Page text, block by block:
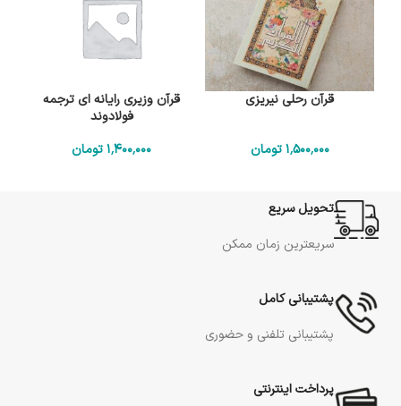
قرآن رحلی نیریزی
1٬500٬000 تومان
قرآن وزیری رایانه ای ترجمه
فولادوند
1٬400٬000تومان
تحویل سریع
سریعترین زمان ممکن
پشتیبانی کامل
پشتیبانی تلفنی و حضوری
پرداخت اینترنتی